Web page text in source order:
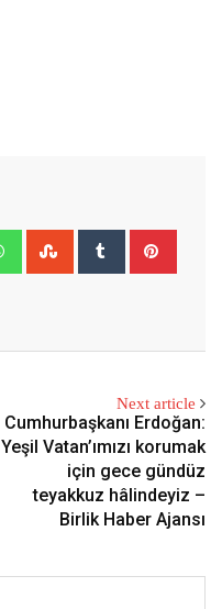
Next article
Cumhurbaşkanı Erdoğan:
Yeşil Vatan’ımızı korumak
için gece gündüz
teyakkuz hâlindeyiz –
Birlik Haber Ajansı